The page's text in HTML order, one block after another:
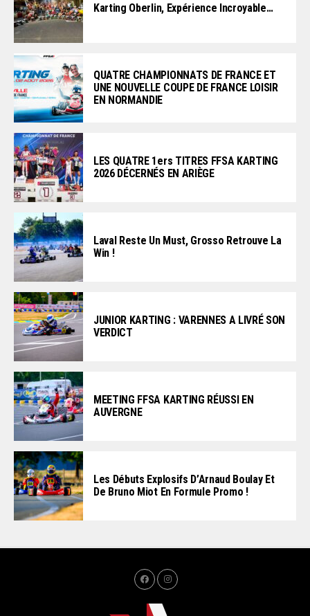
Karting Oberlin, Expérience Incroyable…
QUATRE CHAMPIONNATS DE FRANCE ET
UNE NOUVELLE COUPE DE FRANCE LOISIR
EN NORMANDIE
LES QUATRE 1ers TITRES FFSA KARTING
2026 DÉCERNÉS EN ARIÈGE
Laval Reste Un Must, Grosso Retrouve La
Win !
JUNIOR KARTING : VARENNES A LIVRÉ SON
VERDICT
MEETING FFSA KARTING RÉUSSI EN
AUVERGNE
Les Débuts Explosifs D’Arnaud Boulay Et
De Bruno Miot En Formule Promo !